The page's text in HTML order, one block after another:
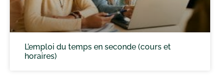
L’emploi du temps en seconde (cours et
horaires)